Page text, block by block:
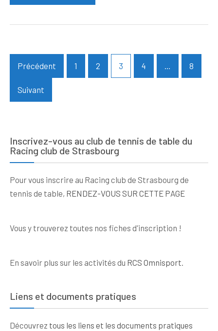
Pagination
des
publications
Précédent 1 2 3 4 … 8
Suivant
Inscrivez-vous au club de tennis de table du
Racing club de Strasbourg
Pour vous inscrire au Racing club de Strasbourg de
tennis de table, RENDEZ-VOUS SUR CETTE PAGE
Vous y trouverez toutes nos fiches d'inscription !
En savoir plus sur les activités du RCS Omnisport.
Liens et documents pratiques
Découvrez tous les liens et les documents pratiques